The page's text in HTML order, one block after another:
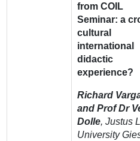
from COIL
Seminar: a
cultural
international
didactic
experience?
Richard
andProf Dr
Dolle, Justus
University